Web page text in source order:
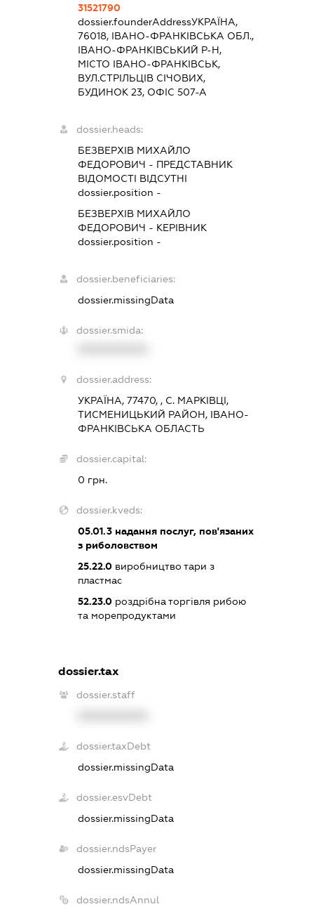
31521790
dossier.founderAddressУКРАЇНА,
76018, ІВАНО-ФРАНКІВСЬКА ОБЛ.,
ІВАНО-ФРАНКІВСЬКИЙ Р-Н,
МІСТО ІВАНО-ФРАНКІВСЬК,
ВУЛ.СТРІЛЬЦІВ СІЧОВИХ,
БУДИНОК 23, ОФІС 507-А
dossier.heads:
БЕЗВЕРХІВ МИХАЙЛО
ФЕДОРОВИЧ - ПРЕДСТАВНИК
ВІДОМОСТІ ВІДСУТНІ
dossier.position -
БЕЗВЕРХІВ МИХАЙЛО
ФЕДОРОВИЧ - КЕРІВНИК
dossier.position -
dossier.beneficiaries:
dossier.missingData
dossier.smida:
dossier.address:
УКРАЇНА, 77470, , С. МАРКІВЦІ,
ТИСМЕНИЦЬКИЙ РАЙОН, ІВАНО-
ФРАНКІВСЬКА ОБЛАСТЬ
dossier.capital:
0 грн.
dossier.kveds:
05.01.3надання послуг, пов'язаних
з риболовством
25.22.0виробництво тари з
пластмас
52.23.0роздрібна торгівля рибою
та морепродуктами
dossier.tax
dossier.staff
dossier.taxDebt
dossier.missingData
dossier.esvDebt
dossier.missingData
dossier.ndsPayer
dossier.missingData
dossier.ndsAnnul